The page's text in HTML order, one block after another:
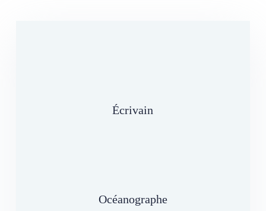
Écrivain
Océanographe